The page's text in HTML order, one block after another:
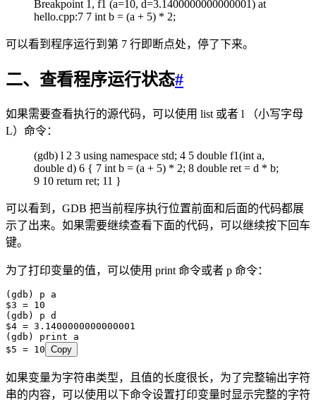
Breakpoint 1, f1 (a=10, d=3.1400000000000001) at
hello.cpp:7 7 int b = (a + 5) * 2;
可以看到程序运行到第 7 行即断点处，停了下来。
二、查看程序运行状态#
如果需要查看执行的源代码，可以使用 list 或者 l （小写字母
L）命令：
(gdb) l 2 3 using namespace std; 4 5 double f1(int a,
double d) 6 { 7 int b = (a + 5) * 2; 8 double ret = d * b;
9 10 return ret; 11 }
可以看到，GDB 把当前程序执行位置前面和后面的代码都展
示了出来。如果需要继续查看下面的代码，可以继续按下回车
键。
为了打印变量的值，可以使用 print 命令或者 p 命令：
(gdb) p a
$3 = 10
(gdb) p d
$4 = 3.1400000000000001
(gdb) print a
$5 = 10 Copy
如果变量为字符串类型，且值的长度很长，为了完整输出字符
串的内容，可以使用以下命令设置打印变量时显示完整的字符